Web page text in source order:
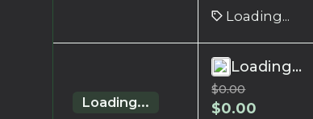
Loading...
Loading...
Loading...
$0.00
$0.00